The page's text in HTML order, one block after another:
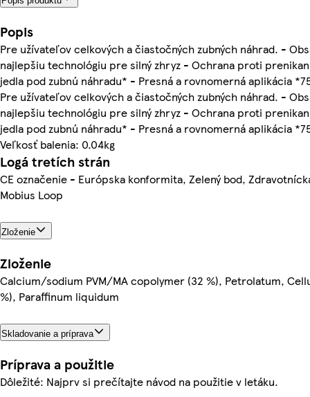
Popis
Pre užívateľov celkových a čiastočných zubných náhrad. -
najlepšiu technológiu pre silný zhryz - Ochrana proti
jedla pod zubnú náhradu* - Presná a rovnomerná aplikácia
Pre užívateľov celkových a čiastočných zubných náhrad. -
najlepšiu technológiu pre silný zhryz - Ochrana proti
jedla pod zubnú náhradu* - Presná a rovnomerná aplikácia
Veľkosť balenia: 0.04kg
Logá tretích strán
CE označenie - Európska konformita, Zelený bod,
Mobius Loop
Zloženie
Zloženie
Calcium/sodium PVM/MA copolymer (32 %), Petrolatum,
%), Paraffinum liquidum
Skladovanie a príprava
Príprava a použitie
Dôležité: Najprv si prečítajte návod na použitie v letáku.